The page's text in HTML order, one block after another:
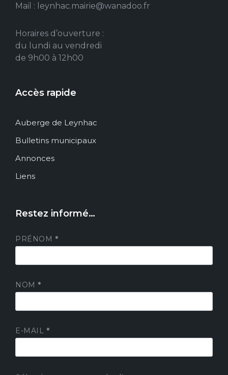
Mail : leynhac.mairie@wanadoo.fr
Horaires d’ouverture :
du lundi au vendredi
de 9h00 à 12h00
Accès rapide
Auberge de Leynhac
Bulletins municipaux
Annonces
Liens
Restez informé…
PRÉNOM *
NOM *
E-MAIL *